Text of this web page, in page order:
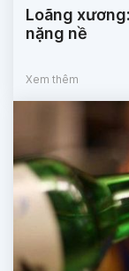
Loãng
nặng nề
Xem thêm